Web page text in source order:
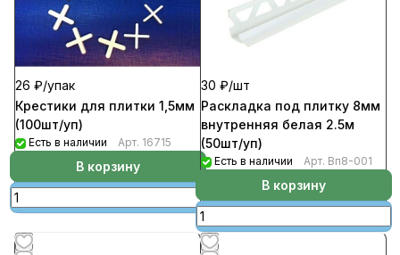
26 ₽/упак
Крестики для плитки 1,5мм
(100шт/уп)
Есть в наличии Арт. 16715
В корзину
30 ₽/шт
Раскладка под плитку 8мм
внутренняя белая 2.5м
(50шт/уп)
Есть в наличии Арт. Вп8-001
В корзину